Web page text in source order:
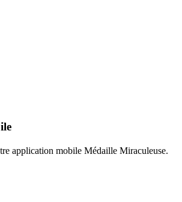
application mobile Médaille Miraculeuse.